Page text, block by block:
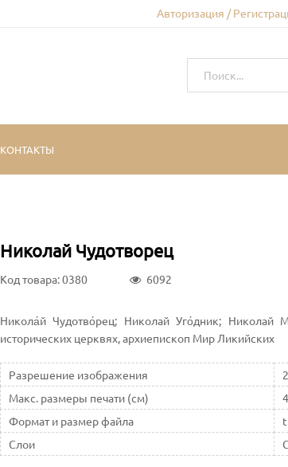
Авторизация /
КОНТАКТЫ
Николай Чудотворец
Код товара: 0380 6092
Никола́й Чудотво́рец; Николай Уго́дник; Николай
исторических церквях, архиепископ Мир Ликийских
Разрешение изображения
Макс. размеры печати (см)
Формат и размер файла
Слои